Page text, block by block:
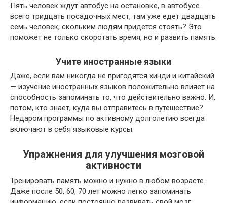
Пять человек ждут автобус на остановке, в автобусе
всего тридцать посадочных мест, там уже едет двадцать
семь человек, скольким людям придется стоять? Это
поможет не только скоротать время, но и развить память.
Учите иностранные языки
Даже, если вам никогда не пригодятся хинди и китайский
— изучение иностранных языков положительно влияет на
способность запоминать то, что действительно важно. И,
потом, кто знает, куда вы отправитесь в путешествие?
Недаром программы по активному долголетию всегда
включают в себя языковые курсы.
Упражнения для улучшения мозговой
активности
Тренировать память можно и нужно в любом возрасте.
Даже после 50, 60, 70 лет можно легко запоминать